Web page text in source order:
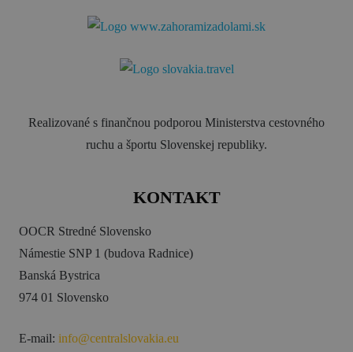
Realizované s finančnou podporou Ministerstva cestovného
ruchu a športu Slovenskej republiky.
KONTAKT
OOCR Stredné Slovensko
Námestie SNP 1 (budova Radnice)
Banská Bystrica
974 01 Slovensko
E-mail: info@centralslovakia.eu